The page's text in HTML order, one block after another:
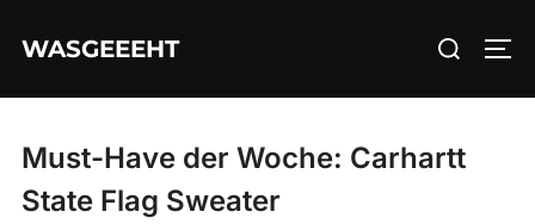
InhaltWASGEEEHT
Suchen
Must-Have der Woche: Carhartt
State Flag Sweater